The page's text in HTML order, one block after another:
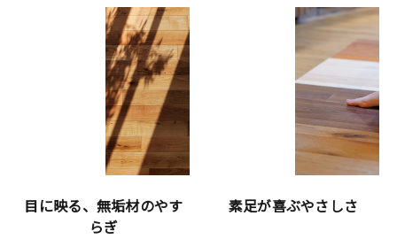
目に映る、無垢材のやす
らぎ
素足が喜ぶやさしさ